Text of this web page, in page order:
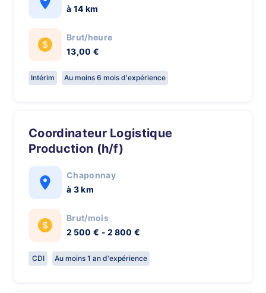
à 14 km
Brut/heure
13,00 €
Intérim Au moins 6 mois d'expérience
Coordinateur Logistique
Production (h/f)
Chaponnay
à 3 km
Brut/mois
2 500 € - 2 800 €
CDI Au moins 1 an d'expérience